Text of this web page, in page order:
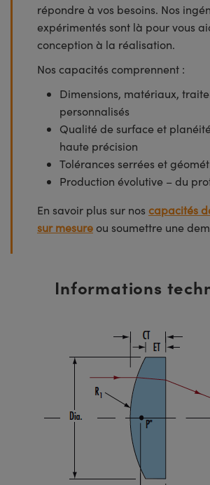
répondre à vos besoins. Nos
expérimentés sont là pour vous
conception à la réalisation.
Nos capacités comprennent :
Dimensions, matériaux,
personnalisés
Qualité de surface et
haute précision
Tolérances serrées et
Production évolutive – du
En savoir plus sur nos capacités
sur mesure ou soumettre une
Informations